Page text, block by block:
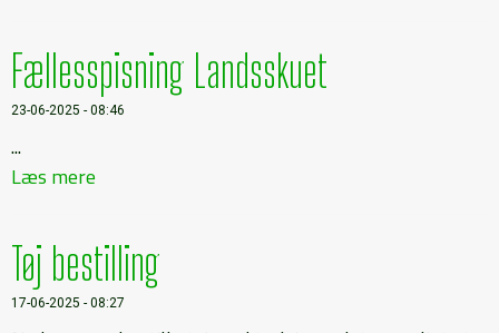
Fællesspisning Landsskuet
23-06-2025 - 08:46
...
Læs mere
Tøj bestilling
17-06-2025 - 08:27